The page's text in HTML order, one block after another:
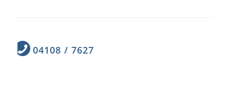
04108 / 7627